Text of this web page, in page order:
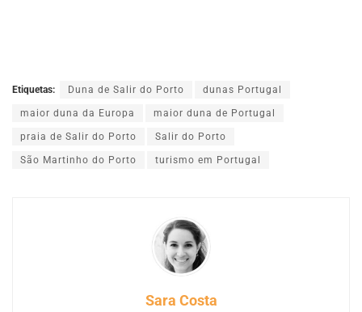
Etiquetas: Duna de Salir do Porto dunas Portugal
maior duna da Europa maior duna de Portugal
praia de Salir do Porto Salir do Porto
São Martinho do Porto turismo em Portugal
Sara Costa